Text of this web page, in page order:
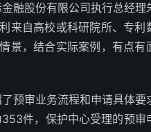
融股份有限公司执行总经理
来自高校或科研院所、专利
景，结合实际案例，有点有
预审业务流程和申请具体要
件，保护中心受理的预审